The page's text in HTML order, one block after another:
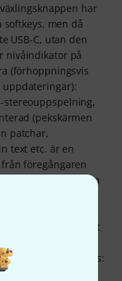
har
men då
USB-C, utan den
nivåindikator på
(förhoppningsvis
stereouppspelning,
(pekskärmen
patchar,
text etc. är en
föregångaren
verktyg). Auto-gain
serien har dem).
och robust
FX-sektion, mycket
om
Sammanfattningsvis:
superbt ljud, bra